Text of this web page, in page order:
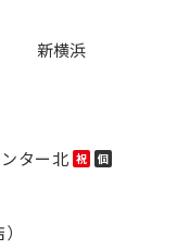
新横浜
ター北 祝 個